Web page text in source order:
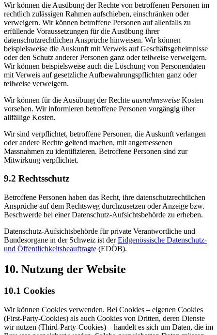
Wir können die Ausübung der Rechte von betroffenen Personen im
rechtlich zulässigen Rahmen aufschieben, einschränken oder
verweigern. Wir können betroffene Personen auf allenfalls zu
erfüllende Voraussetzungen für die Ausübung ihrer
datenschutzrechtlichen Ansprüche hinweisen. Wir können
beispielsweise die Auskunft mit Verweis auf Geschäftsgeheimnisse
oder den Schutz anderer Personen ganz oder teilweise verweigern.
Wir können beispielsweise auch die Löschung von Personendaten
mit Verweis auf gesetzliche Aufbewahrungspflichten ganz oder
teilweise verweigern.
Wir können für die Ausübung der Rechte ausnahmsweise Kosten
vorsehen. Wir informieren betroffene Personen vorgängig über
allfällige Kosten.
Wir sind verpflichtet, betroffene Personen, die Auskunft verlangen
oder andere Rechte geltend machen, mit angemessenen
Massnahmen zu identifizieren. Betroffene Personen sind zur
Mitwirkung verpflichtet.
9.2 Rechtsschutz
Betroffene Personen haben das Recht, ihre datenschutz­rechtlichen
Ansprüche auf dem Rechtsweg durchzusetzen oder Anzeige bzw.
Beschwerde bei einer Datenschutz-Aufsichtsbehörde zu erheben.
Datenschutz-Aufsichtsbehörde für private Verantwortliche und
Bundesorgane in der Schweiz ist derEidgenössische Datenschutz-
und Öffentlichkeits­beauftragte (EDÖB).
10. Nutzung der Website
10.1 Cookies
Wir können Cookies verwenden. Bei Cookies – eigenen Cookies
(First-Party-Cookies) als auch Cookies von Dritten, deren Dienste
wir nutzen (Third-Party-Cookies) – handelt es sich um Daten, die im